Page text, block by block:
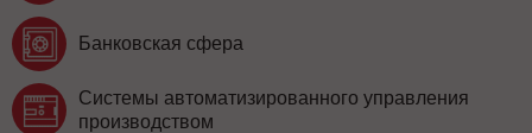
Банковская сфера
Системы автоматизированного управления
производством